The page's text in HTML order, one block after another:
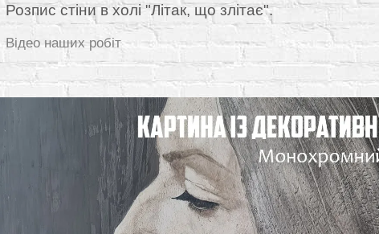
Розпис стіни в холі "Літак, що злітає".
Відео наших робіт